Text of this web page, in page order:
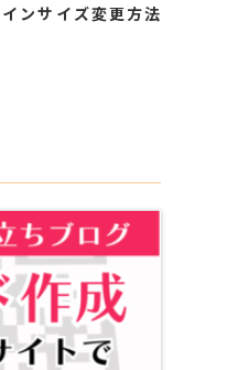
ンサイズ変更方法